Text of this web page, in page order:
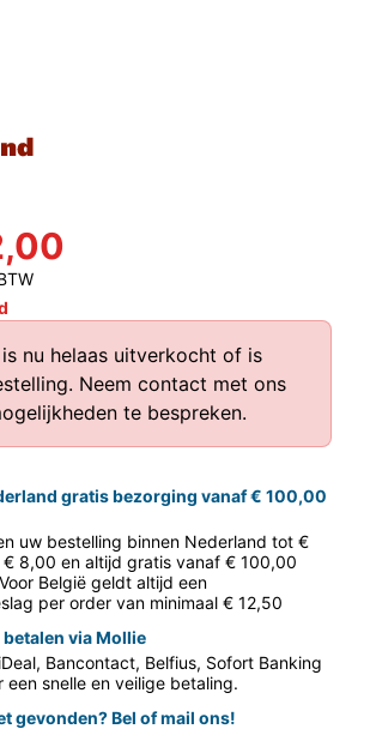
nu helaas uitverkocht of is
Neem contact met ons
te bespreken.
gratis bezorging vanaf € 100,00
uw bestelling binnen Nederland tot €
8,00 en altijd gratis vanaf € 100,00
België geldt altijd een
per order van minimaal € 12,50
via Mollie
Bancontact, Belfius, Sofort Banking
een snelle en veilige betaling.
gevonden? Bel of mail ons!